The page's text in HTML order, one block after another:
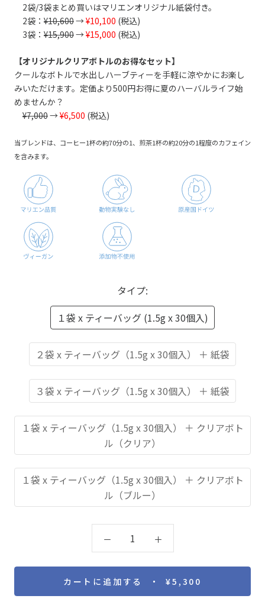
2袋/3袋まとめ買いはマリエンオリジナル紙袋付き。
2袋： ¥10,600→¥10,100 (税込)
3袋： ¥15,900→¥15,000 (税込)
【オリジナルクリアボトルのお得なセット】
クールなボトルで水出しハーブティーを手軽に涼やかにお楽し
みいただけます。定価より500円お得に夏のハーバルライフ始
めませんか？
¥7,000→¥6,500 (税込)
当ブレンドは、コーヒー1杯の約70分の1、煎茶1杯の約20分の1程度のカフェイン
を含みます。
タイプ:
１袋 x ティーバッグ (1.5g x 30個入)
２袋 x ティーバッグ（1.5g x 30個入） ＋ 紙袋
３袋 x ティーバッグ（1.5g x 30個入） ＋ 紙袋
１袋 x ティーバッグ（1.5g x 30個入） ＋ クリアボト
ル（クリア）
１袋 x ティーバッグ（1.5g x 30個入） ＋ クリアボト
ル（ブルー）
カートに追加する ¥5,300